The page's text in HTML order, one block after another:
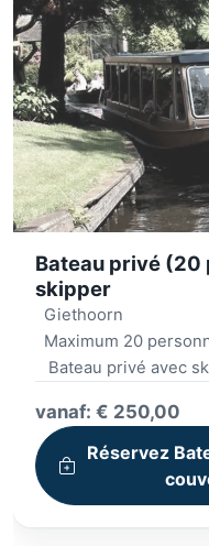
Bateau privé (20
skipper
Giethoorn
Maximum 20
Bateau privé avec
vanaf: € 250,00
Réservez